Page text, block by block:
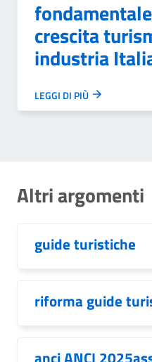
fondamentale
crescita
industria
LEGGI DI PIÙ
Altri argomenti
guide turistiche
riforma guide